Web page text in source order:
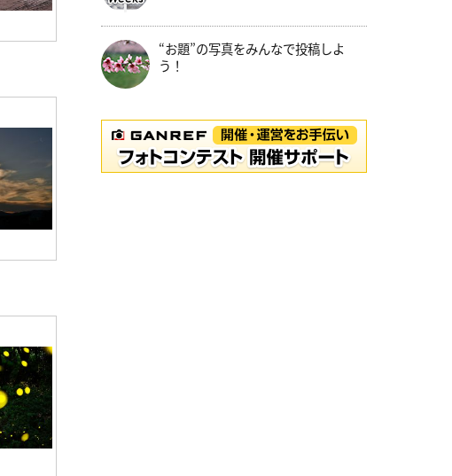
“お題”の写真をみんなで投稿しよ
う！